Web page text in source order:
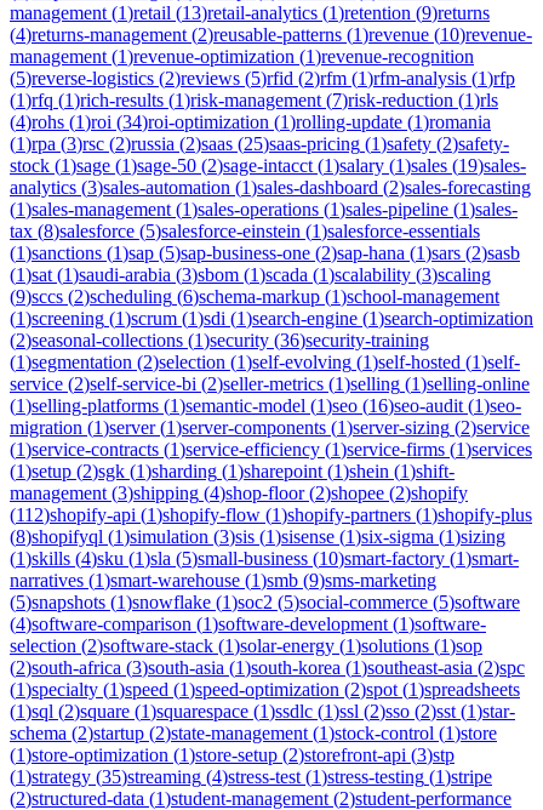
management (1)retail (13)retail-analytics (1)retention (9)returns
(4)returns-management (2)reusable-patterns (1)revenue (10)revenue-
management (1)revenue-optimization (1)revenue-recognition
(5)reverse-logistics (2)reviews (5)rfid (2)rfm (1)rfm-analysis (1)rfp
(1)rfq (1)rich-results (1)risk-management (7)risk-reduction (1)rls
(4)rohs (1)roi (34)roi-optimization (1)rolling-update (1)romania
(1)rpa (3)rsc (2)russia (2)saas (25)saas-pricing (1)safety (2)safety-
stock (1)sage (1)sage-50 (2)sage-intacct (1)salary (1)sales (19)sales-
analytics (3)sales-automation (1)sales-dashboard (2)sales-forecasting
(1)sales-management (1)sales-operations (1)sales-pipeline (1)sales-
tax (8)salesforce (5)salesforce-einstein (1)salesforce-essentials
(1)sanctions (1)sap (5)sap-business-one (2)sap-hana (1)sars (2)sasb
(1)sat (1)saudi-arabia (3)sbom (1)scada (1)scalability (3)scaling
(9)sccs (2)scheduling (6)schema-markup (1)school-management
(1)screening (1)scrum (1)sdi (1)search-engine (1)search-optimization
(2)seasonal-collections (1)security (36)security-training
(1)segmentation (2)selection (1)self-evolving (1)self-hosted (1)self-
service (2)self-service-bi (2)seller-metrics (1)selling (1)selling-online
(1)selling-platforms (1)semantic-model (1)seo (16)seo-audit (1)seo-
migration (1)server(1)server-components (1)server-sizing (2)service
(1)service-contracts (1)service-efficiency (1)service-firms (1)services
(1)setup (2)sgk (1)sharding (1)sharepoint (1)shein (1)shift-
management (3)shipping (4)shop-floor(2)shopee (2)shopify
(112)shopify-api (1)shopify-flow (1)shopify-partners (1)shopify-plus
(8)shopifyql (1)simulation (3)sis (1)sisense (1)six-sigma (1)sizing
(1)skills (4)sku (1)sla (5)small-business (10)smart-factory (1)smart-
narratives (1)smart-warehouse (1)smb (9)sms-marketing
(5)snapshots (1)snowflake (1)soc2 (5)social-commerce (5)software
(4)software-comparison (1)software-development (1)software-
selection (2)software-stack (1)solar-energy (1)solutions (1)sop
(2)south-africa (3)south-asia (1)south-korea (1)southeast-asia (2)spc
(1)specialty (1)speed (1)speed-optimization (2)spot (1)spreadsheets
(1)sql (2)square (1)squarespace (1)ssdlc (1)ssl (2)sso (2)sst (1)star-
schema (2)startup (2)state-management (1)stock-control (1)store
(1)store-optimization (1)store-setup (2)storefront-api (3)stp
(1)strategy (35)streaming (4)stress-test (1)stress-testing (1)stripe
(2)structured-data (1)student-management (2)student-performance